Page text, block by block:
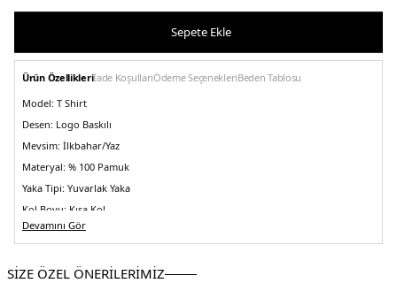
Sepete Ekle
Ürün Özellikleriİade KoşullarıÖdeme SeçenekleriBeden Tablosu
Model: T Shirt
Desen: Logo Baskılı
Mevsim: İlkbahar/Yaz
Materyal: % 100 Pamuk
Yaka Tipi: Yuvarlak Yaka
Kol Boyu: Kısa Kol
Kalıp Bilgisi:Relaxed Fit
2DEWW0WW46113C1G.12
Devamını Gör
SİZE ÖZEL ÖNERİLERİMİZ